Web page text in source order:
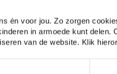
én voor jou. Zo zorgen
in armoede kunt
van de website. Klik